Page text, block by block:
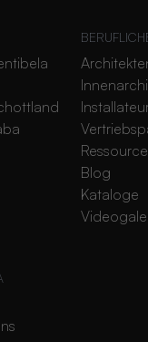
Blog
Kataloge